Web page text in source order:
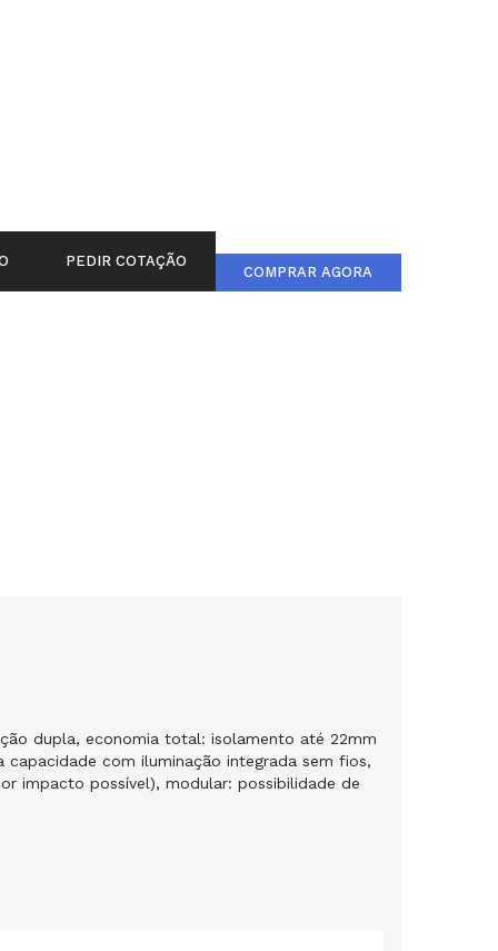
PEDIR COTAÇÃO
COMPRAR AGORA
dupla, economia total: isolamento até 22mm
com iluminação integrada sem fios,
impacto possível), modular: possibilidade de